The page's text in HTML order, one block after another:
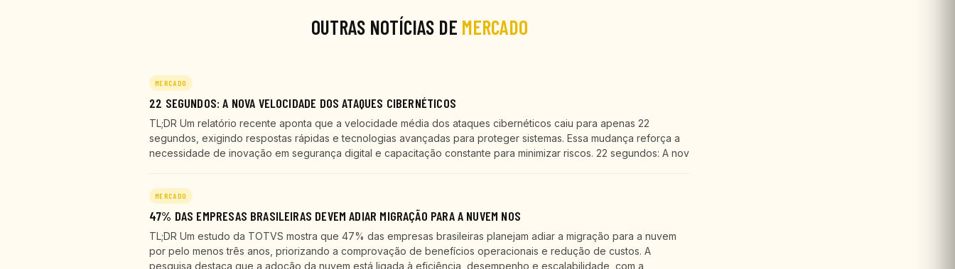
OUTRAS NOTÍCIAS DE MERCADO
MERCADO
22 SEGUNDOS: A NOVA VELOCIDADE DOS ATAQUES CIBERNÉTICOS
TL;DR Um relatório recente aponta que a velocidade média dos ataques cibernéticos caiu para apenas 22
segundos, exigindo respostas rápidas e tecnologias avançadas para proteger sistemas. Essa mudança reforça a
necessidade de inovação em segurança digital e capacitação constante para minimizar riscos. 22 segundos: A nov
MERCADO
47% DAS EMPRESAS BRASILEIRAS DEVEM ADIAR MIGRAÇÃO PARA A NUVEM NOS
TL;DR Um estudo da TOTVS mostra que 47% das empresas brasileiras planejam adiar a migração para a nuvem
por pelo menos três anos, priorizando a comprovação de benefícios operacionais e redução de custos. A
pesquisa destaca que a adoção da nuvem está ligada à eficiência, desempenho e escalabilidade, com a